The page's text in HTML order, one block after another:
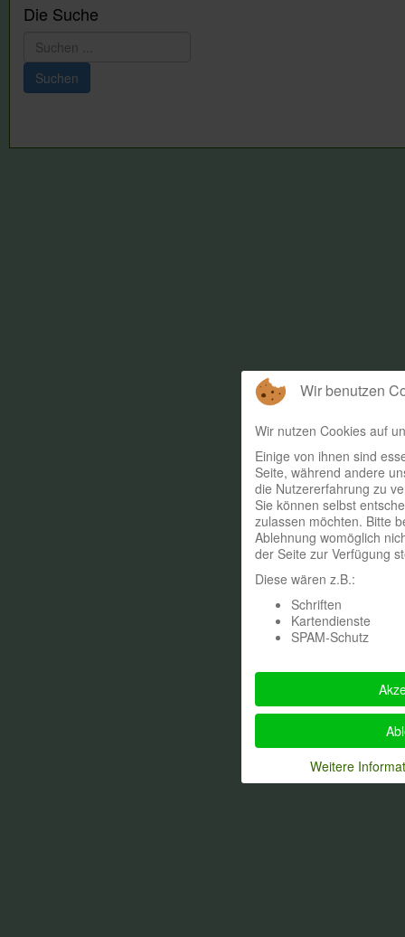
Die Suche
Suchen
...
Suchen
Wir benutzen
Wir nutzen Cookies auf
Einige von ihnen sind
Seite, während andere
die Nutzererfahrung zu
Sie können selbst
zulassen möchten. Bitte
Ablehnung womöglich
der Seite zur Verfügung
Diese wären z.B.:
Schriften
Kartendienste
SPAM-Schutz
Weitere